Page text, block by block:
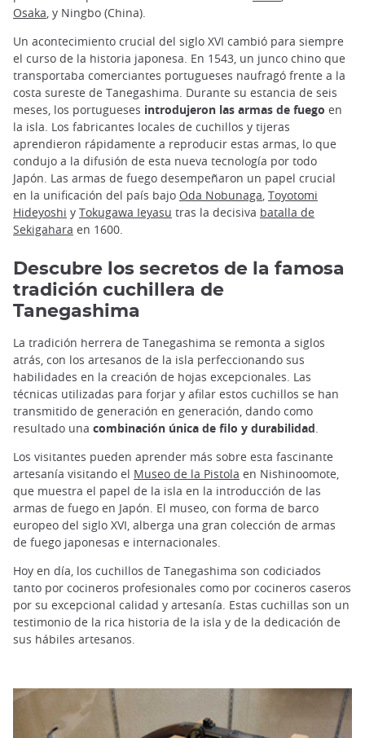
Osaka, y Ningbo (China).
Un acontecimiento crucial del siglo XVI cambió para siempre
el curso de la historia japonesa. En 1543, un junco chino que
transportaba comerciantes portugueses naufragó frente a la
costa sureste de Tanegashima. Durante su estancia de seis
meses, los portugueses introdujeron las armas de fuego en
la isla. Los fabricantes locales de cuchillos y tijeras
aprendieron rápidamente a reproducir estas armas, lo que
condujo a la difusión de esta nueva tecnología por todo
Japón. Las armas de fuego desempeñaron un papel crucial
en la unificación del país bajo Oda Nobunaga, Toyotomi
Hideyoshi y Tokugawa Ieyasu tras la decisiva batalla de
Sekigahara en 1600.
Descubre los secretos de la famosa
tradición cuchillera de
Tanegashima
La tradición herrera de Tanegashima se remonta a siglos
atrás, con los artesanos de la isla perfeccionando sus
habilidades en la creación de hojas excepcionales. Las
técnicas utilizadas para forjar y afilar estos cuchillos se han
transmitido de generación en generación, dando como
resultado una combinación única de filo y durabilidad.
Los visitantes pueden aprender más sobre esta fascinante
artesanía visitando el Museo de la Pistola en Nishinoomote,
que muestra el papel de la isla en la introducción de las
armas de fuego en Japón. El museo, con forma de barco
europeo del siglo XVI, alberga una gran colección de armas
de fuego japonesas e internacionales.
Hoy en día, los cuchillos de Tanegashima son codiciados
tanto por cocineros profesionales como por cocineros caseros
por su excepcional calidad y artesanía. Estas cuchillas son un
testimonio de la rica historia de la isla y de la dedicación de
sus hábiles artesanos.